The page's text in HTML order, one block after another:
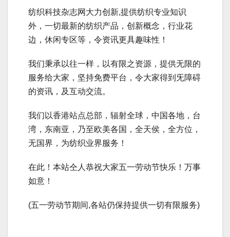
纺织科技杂志网大力创新,提供纺织专业知识
外，一切最新的纺织产品，创新概念，行业花
边，休闲专区等，令资讯更具趣味性！
我们秉承以往一样，以有限之资源，提供无限的
服务给大家，坚持免费平台，令大家得到旡障碍
的资讯，及互动交流。
我们以香港站点总部，辐射全球，中国各地，台
湾，东南亚，乃至欧美各国，全天侯，全方位，
无国界，为纺织业界服务！
在此！本站仝人恭祝大家五一劳动节快乐！万事
如意！
(五一劳动节期间,各站仍保持提供一切有限服务)